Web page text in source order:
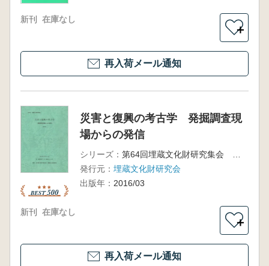
新刊 在庫なし
＋
再入荷メール通知
災害と復興の考古学 発掘調査現
場からの発信
シリーズ：
第64回埋蔵文化財研究集会 発表要旨
発行元： 埋蔵文化財研究会
出版年： 2016/03
新刊 在庫なし
＋
再入荷メール通知